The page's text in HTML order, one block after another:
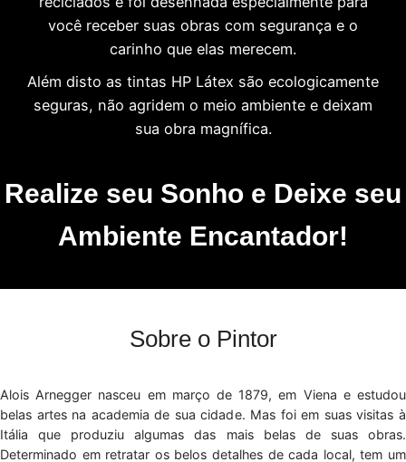
você receber suas obras com segurança e o
carinho que elas merecem.
Além disto as tintas HP Látex são ecologicamente
seguras, não agridem o meio ambiente e deixam
sua obra magnífica.
Realize seu Sonho e Deixe seu
Ambiente Encantador!
Sobre o Pintor
Alois Arnegger nasceu em março de 1879, em Viena e estudou
belas artes na academia de sua cidade. Mas foi em suas visitas à
Itália que produziu algumas das mais belas de suas obras.
Determinado em retratar os belos detalhes de cada local, tem um